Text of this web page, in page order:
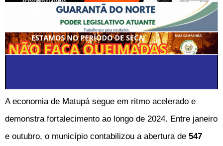
A economia de Matupá segue em ritmo acelerado e
demonstra fortalecimento ao longo de 2024. Entre janeiro
e outubro, o município contabilizou a abertura de 547